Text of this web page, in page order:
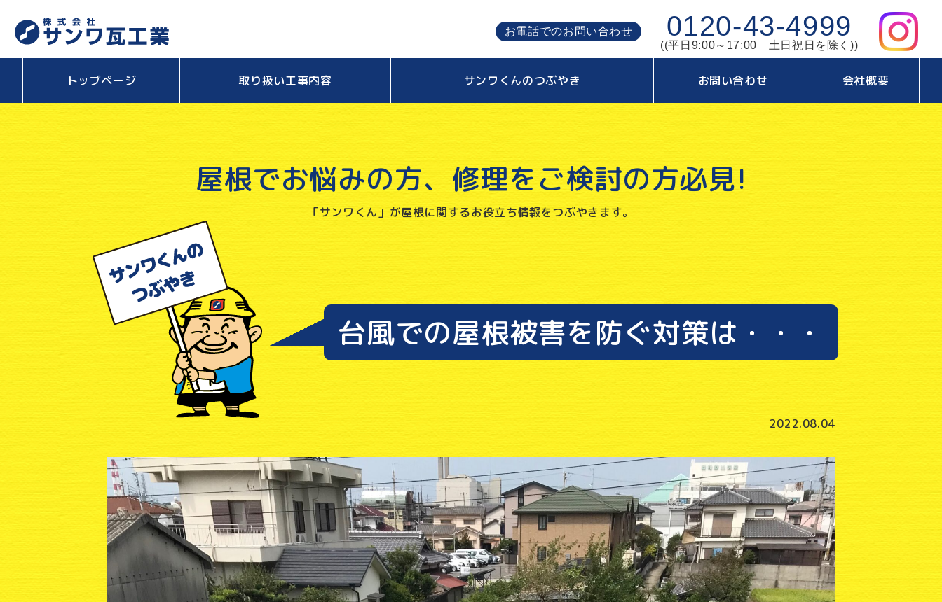
お電話でのお問い合わせ 0120-43-4999
((平日9:00～17:00 土日祝日を除く))
トップページ 取り扱い工事内容 サンワくんのつぶやき お問い合わせ 会社概要
屋根でお悩みの方、 修理をご検討の方必見!
「サンワくん」が屋根に関するお役立ち情報をつぶやきます。
台風での屋根被害を防ぐ対策は・・・
2022.08.04